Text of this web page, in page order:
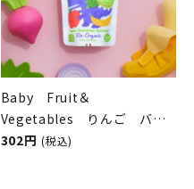
Baby Fruit＆
Vegetables りんご バナ
ナ ほうれん草 natura
302円 (税込)